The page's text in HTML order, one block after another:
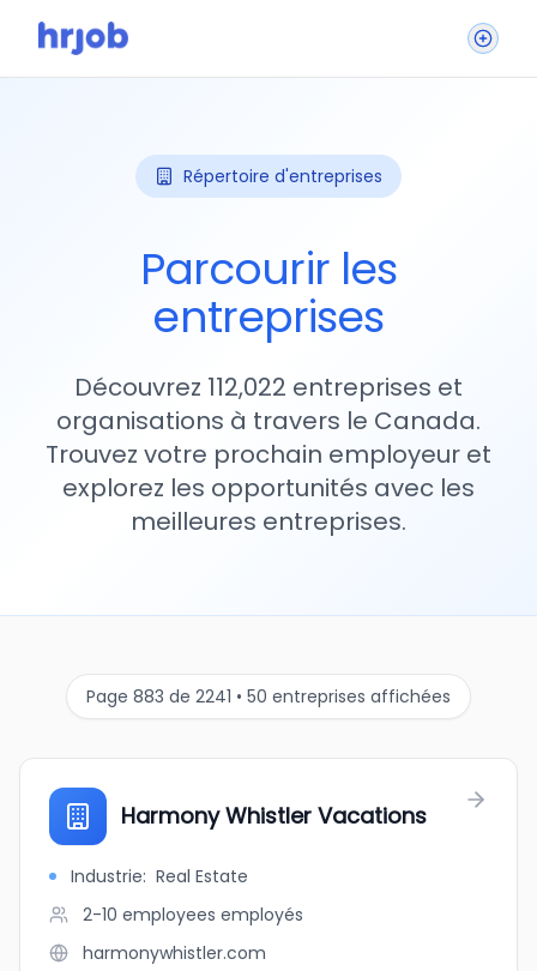
Répertoire d'entreprises
Parcourir les
entreprises
Découvrez 112,022 entreprises et
organisations à travers le Canada.
Trouvez votre prochain employeur et
explorez les opportunités avec les
meilleures entreprises.
Page 883 de 2241 • 50 entreprises affichées
Harmony Whistler Vacations
Industrie: Real Estate
2-10 employees employés
harmonywhistler.com